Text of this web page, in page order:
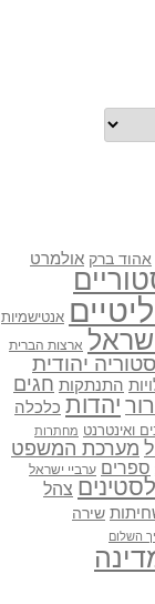
אהוד ברק אולמרט
אנטישמיות
ארצות הברית
יהודית
התנתקות חגים
יהדות כלכלה
ואינטרנט מחתרות
מערכת המשפט
ספרים ערביי ישראל
צהל
שירה
השלום